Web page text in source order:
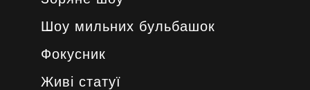
Шоу мильних бульбашок
Фокусник
Живі статуї